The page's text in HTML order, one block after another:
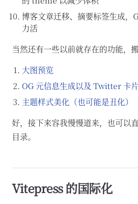
博客文章迁移、摘要标签生成，
力活
当然还有一些以前就存在的功能，
大图预览
OG 元信息生成以及 Twitter 卡片
主题样式美化（也可能是丑化）
好，接下来容我慢慢道来，也可以
目录。
Vitepress 的国际化